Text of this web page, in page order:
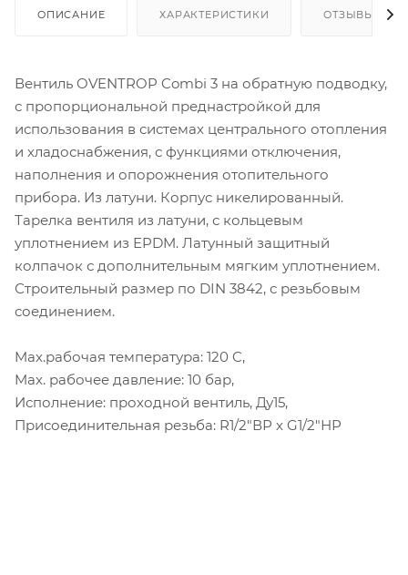
ОПИСАНИЕ ХАРАКТЕРИСТИКИ ОТЗЫВЫ
Вентиль OVENTROP Combi 3 на обратную подводку,
с пропорциональной преднастройкой для
использования в системах центрального отопления
и хладоснабжения, с функциями отключения,
наполнения и опорожнения отопительного
прибора. Из латуни. Корпус никелированный.
Тарелка вентиля из латуни, с кольцевым
уплотнением из EPDM. Латунный защитный
колпачок с дополнительным мягким уплотнением.
Строительный размер по DIN 3842, с резьбовым
соединением.
Max.рабочая температура: 120 C,
Max. рабочее давление: 10 бар,
Исполнение: проходной вентиль, Ду15,
Присоединительная резьба: R1/2"ВР х G1/2"НР